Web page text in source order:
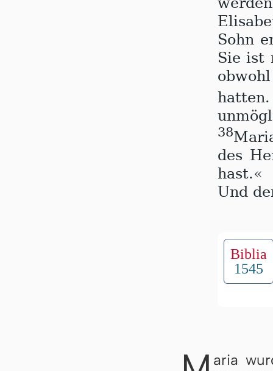
Sohn
Sie ist
38
des
hast.«
Und
Biblia
1545
aria